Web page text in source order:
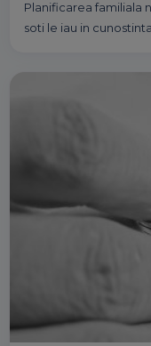
Planificarea familiala
soti le iau in